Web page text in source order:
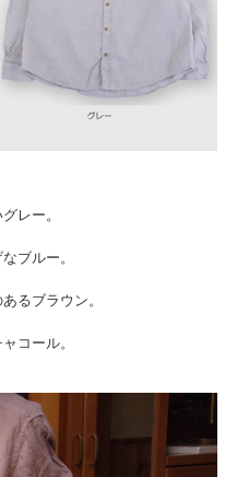
レー。
ブルー。
るブラウン。
コール。